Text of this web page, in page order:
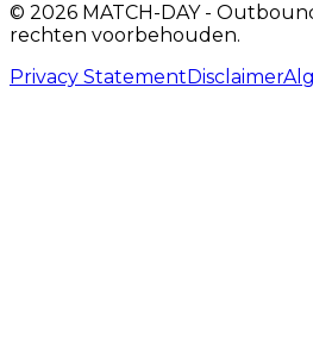
© 2026 MATCH-DAY -
rechten voorbehouden.
Privacy StatementDisclaimer